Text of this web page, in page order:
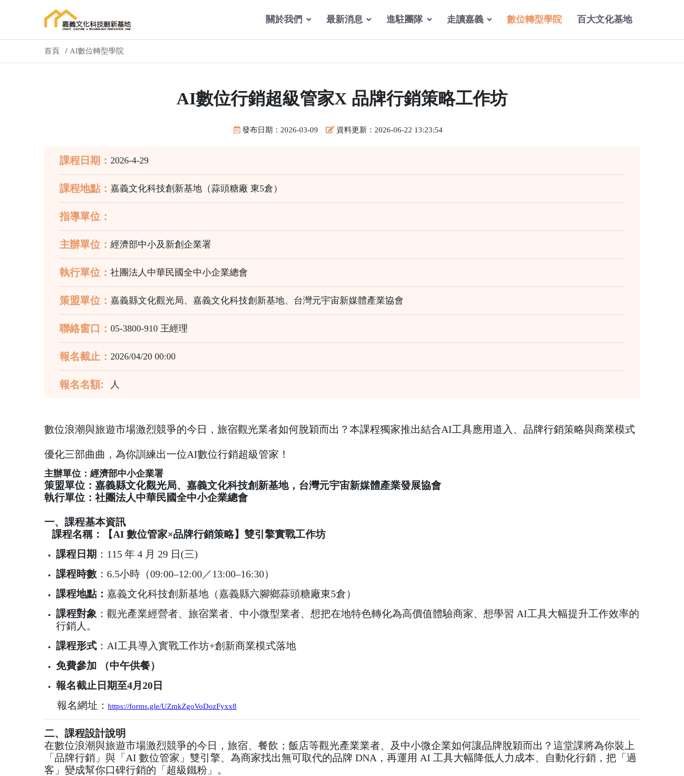
關於我們 最新消息 進駐團隊 走讀嘉義 數位轉型學院 百大文化基地
首頁 AI數位轉型學院
AI數位行銷超級管家X 品牌行銷策略工作坊
發布日期：2026-03-09 資料更新：2026-06-22 13:23:54
課程日期： 2026-4-29
課程地點： 嘉義文化科技創新基地（蒜頭糖廠 東5倉）
指導單位：
主辦單位： 經濟部中小及新創企業署
執行單位： 社團法人中華民國全中小企業總會
策盟單位： 嘉義縣文化觀光局、嘉義文化科技創新基地、台灣元宇宙新媒體產業協會
聯絡窗口： 05-3800-910 王經理
報名截止： 2026/04/20 00:00
報名名額: 人
數位浪潮與旅遊市場激烈競爭的今日，旅宿觀光業者如何脫穎而出？本課程獨家推出結合AI工具應用道入、品牌行銷策略與商業模式
優化三部曲曲，為你訓練出一位AI數位行銷超級管家！
主辦單位：經濟部中小企業署
策盟單位：嘉義縣文化觀光局、嘉義文化科技創新基地，台灣元宇宙新媒體產業發展協會
執行單位：社團法人中華民國全中小企業總會
一、課程基本資訊
課程名稱：【AI 數位管家×品牌行銷策略】雙引擎實戰工作坊
課程日期 ：115 年 4 月 29 日(三)
課程時數：6.5小時（09:00–12:00／13:00–16:30）
課程地點： 嘉義文化科技創新基地（嘉義縣六腳鄉蒜頭糖廠東5倉）
課程對象 ：觀光產業經營者、旅宿業者、中小微型業者、想把在地特色轉化為高價值體驗商家、想學習 AI工具大幅提升工作效率的
行銷人。
課程形式：AI工具導入實戰工作坊+創新商業模式落地
免費參加 （中午供餐）
報名截止日期至4月20日
報名網址： https://forms.gle/UZmkZgoVoDozFyxx8
二、課程設計說明
在數位浪潮與旅遊市場激烈競爭的今日，旅宿、餐飲；飯店等觀光產業業者、及中小微企業如何讓品牌脫穎而出？這堂課將為你裝上
「品牌行銷」與「AI 數位管家」雙引擎、為商家找出無可取代的品牌 DNA，再運用 AI 工具大幅降低人力成本、自動化行銷，把「過
客」變成幫你口碑行銷的「超級鐵粉」。